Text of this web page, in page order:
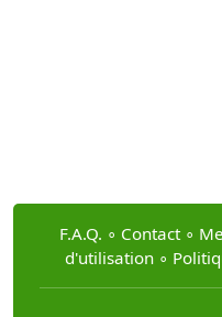
F.A.Q. ∘ Contact ∘
d'utilisation∘